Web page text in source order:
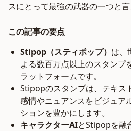
スにとって最強の武器の一つと言
この記事の要点
Stipop（スティポップ） は、
よる数百万点以上のスタンプ
ラットフォームです。
Stipopのスタンプは、テキス
感情やニュアンスをビジュア
ションを豊かにします。
キャラクターAIとStipopを融